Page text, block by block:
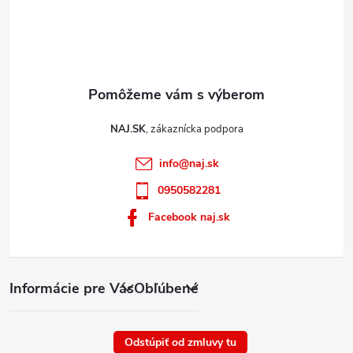
Informácie pre VásObľúbené
NAJ.SK
info@naj.sk
0950582281
Facebook naj.sk
Odstúpiť od zmluvy tu